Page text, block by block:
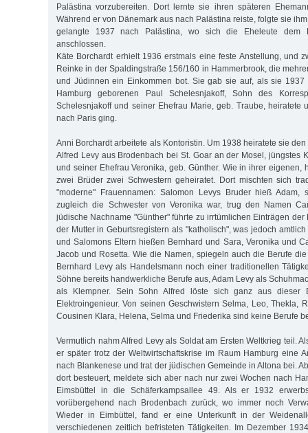
Palästina vorzubereiten. Dort lernte sie ihren späteren
Während er von Dänemark aus nach Palästina reiste, folgte sie
gelangte 1937 nach Palästina, wo sich die Eheleute dem
anschlossen.
Käte Borchardt erhielt 1936 erstmals eine feste Anstellung, und
Reinke in der Spaldingstraße 156/160 in Hammerbrook, die
und Jüdinnen ein Einkommen bot. Sie gab sie auf, als sie
Hamburg geborenen Paul Schelesnjakoff, Sohn des
Schelesnjakoff und seiner Ehefrau Marie, geb. Traube, heiratete
nach Paris ging.
Anni Borchardt arbeitete als Kontoristin. Um 1938 heiratete sie
Alfred Levy aus Brodenbach bei St. Goar an der Mosel, jüngstes
und seiner Ehefrau Veronika, geb. Günther. Wie in ihrer eigenen,
zwei Brüder zwei Schwestern geheiratet. Dort mischten sich
"moderne" Frauennamen: Salomon Levys Bruder hieß Adam,
zugleich die Schwester von Veronika war, trug den Namen
jüdische Nachname "Günther" führte zu irrtümlichen Einträgen
der Mutter in Geburtsregistern als "katholisch", was jedoch
und Salomons Eltern hießen Bernhard und Sara, Veronika und
Jacob und Rosetta. Wie die Namen, spiegeln auch die Berufe
Bernhard Levy als Handelsmann noch einer traditionellen
Söhne bereits handwerkliche Berufe aus, Adam Levy als
als Klempner. Sein Sohn Alfred löste sich ganz aus dieser
Elektroingenieur. Von seinen Geschwistern Selma, Leo, Thekla,
Cousinen Klara, Helena, Selma und Friederika sind keine Berufe
Vermutlich nahm Alfred Levy als Soldat am Ersten Weltkrieg teil.
er später trotz der Weltwirtschaftskrise im Raum Hamburg eine
nach Blankenese und trat der jüdischen Gemeinde in Altona bei.
dort besteuert, meldete sich aber nach nur zwei Wochen nach
Eimsbüttel in die Schäferkampsallee 49. Als er 1932
vorübergehend nach Brodenbach zurück, wo immer noch
Wieder in Eimbüttel, fand er eine Unterkunft in der
verschiedenen zeitlich befristeten Tätigkeiten. Im Dezember